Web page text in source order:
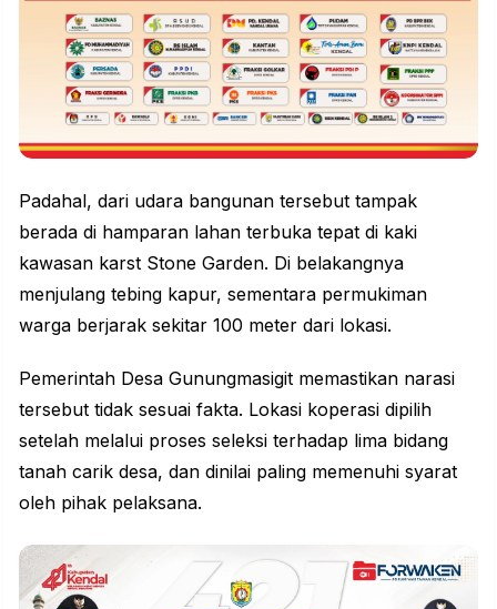
Padahal, dari udara bangunan tersebut tampak
berada di hamparan lahan terbuka tepat di kaki
kawasan karst Stone Garden. Di belakangnya
menjulang tebing kapur, sementara permukiman
warga berjarak sekitar 100 meter dari lokasi.
Pemerintah Desa Gunungmasigit memastikan narasi
tersebut tidak sesuai fakta. Lokasi koperasi dipilih
setelah melalui proses seleksi terhadap lima bidang
tanah carik desa, dan dinilai paling memenuhi syarat
oleh pihak pelaksana.